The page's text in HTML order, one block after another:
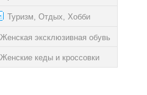
Туризм, Отдых, Хобби
Женская эксклюзивная обувь
Женские кеды и кроссовки